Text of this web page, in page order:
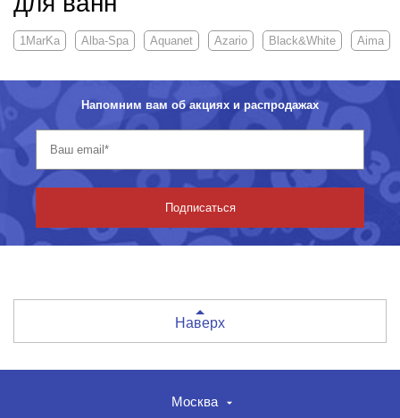
1MarKa Alba-Spa Aquanet Azario Black&White Aima
Напомним вам об акциях и распродажах
Подписаться
Наверх
Москва